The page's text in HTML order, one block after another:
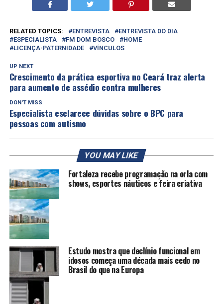
RELATED TOPICS: ENTREVISTA
ENTREVISTA DO DIA
ESPECIALISTA
FM DOM BOSCO
HOME
LICENÇA-PATERNIDADE
VÍNCULOS
UP NEXT
Crescimento da prática esportiva no Ceará traz alerta
para aumento de assédio contra mulheres
DON'T MISS
Especialista esclarece dúvidas sobre o BPC para
pessoas com autismo
YOU MAY LIKE
Fortaleza recebe programação na orla com
shows, esportes náuticos e feira criativa
Estudo mostra que declínio funcional em
idosos começa uma década mais cedo no
Brasil do que na Europa